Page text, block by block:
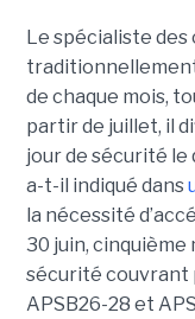
Le spécialiste
de chaque mois,
partir de juillet, il
jour de sécurité le
a-t-il indiqué dans
la nécessité
30 juin, cinquième
sécurité couvrant
APSB26-28 et